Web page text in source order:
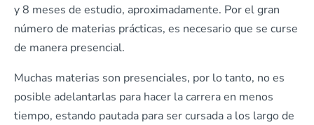
y 8 meses de estudio, aproximadamente. Por el gran
número de materias prácticas, es necesario que se curse
de manera presencial.
Muchas materias son presenciales, por lo tanto, no es
posible adelantarlas para hacer la carrera en menos
tiempo, estando pautada para ser cursada a los largo de